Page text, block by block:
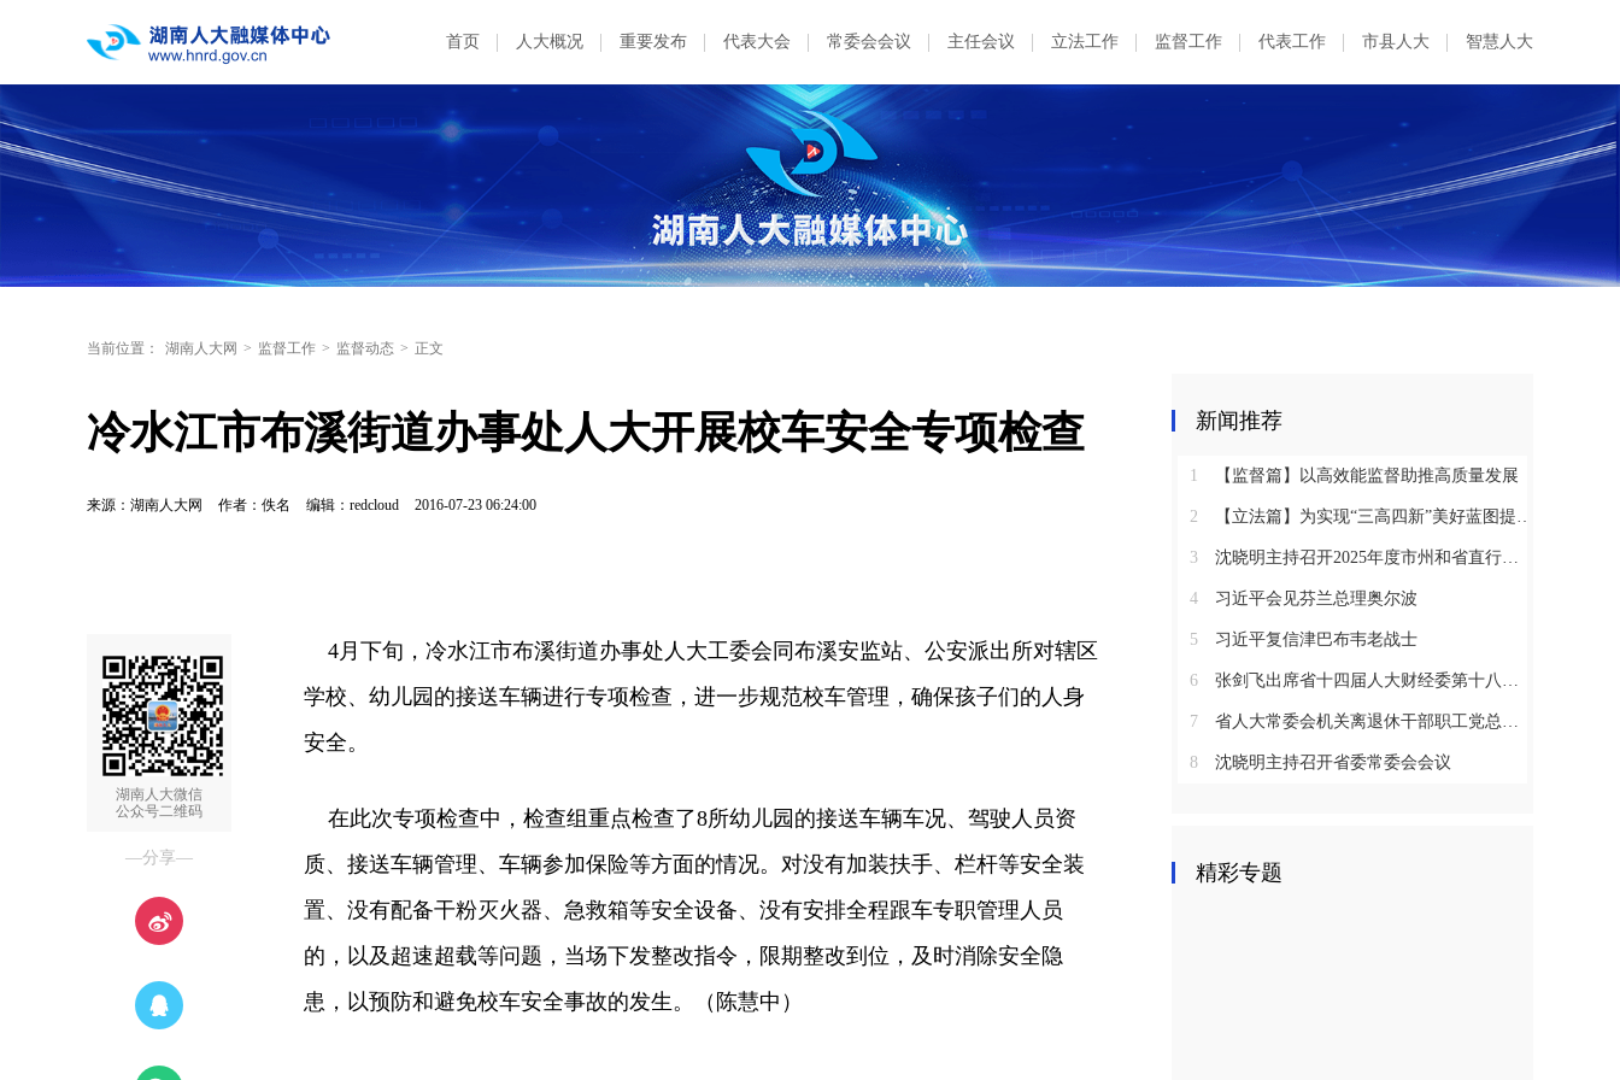
首页 人大概况 重要发布 代表大会 常委会会议 主任会议 立法工作 监督工作 代表工作 市县人大 智慧人大
当前位置： 湖南人大网 > 监督工作 > 监督动态 > 正文
冷水江市布溪街道办事处人大开展校车安全专项检查
来源：湖南人大网 作者：佚名 编辑：redcloud 2016-07-23 06:24:00
湖南人大微信
公众号二维码
—分享—
4月下旬，冷水江市布溪街道办事处人大工委会同布溪安监站、公安派出所对辖区
学校、幼儿园的接送车辆进行专项检查，进一步规范校车管理，确保孩子们的人身
安全。
在此次专项检查中，检查组重点检查了8所幼儿园的接送车辆车况、驾驶人员资
质、接送车辆管理、车辆参加保险等方面的情况。对没有加装扶手、栏杆等安全装
置、没有配备干粉灭火器、急救箱等安全设备、没有安排全程跟车专职管理人员
的，以及超速超载等问题，当场下发整改指令，限期整改到位，及时消除安全隐
患，以预防和避免校车安全事故的发生。（陈慧中）
新闻推荐
1 【监督篇】以高效能监督助推高质量发展
2 【立法篇】为实现“三高四新”美好蓝图提供坚实法治保障
3 沈晓明主持召开2025年度市州和省直行业系统党（工）委书记抓基层党建工作述职评议会议
4 习近平会见芬兰总理奥尔波
5 习近平复信津巴布韦老战士
6 张剑飞出席省十四届人大财经委第十八次全体会议
7 省人大常委会机关离退休干部职工党总支召开2025年度总结表彰大会
8 沈晓明主持召开省委常委会会议
精彩专题